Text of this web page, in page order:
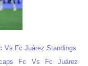
Vs Fc Juárez Standings
Fc Vs Fc Juárez